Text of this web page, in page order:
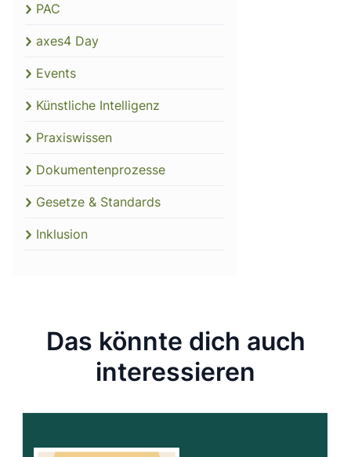
PAC
axes4 Day
Events
Künstliche Intelligenz
Praxiswissen
Dokumentenprozesse
Gesetze & Standards
Inklusion
Das könnte dich auch
interessieren